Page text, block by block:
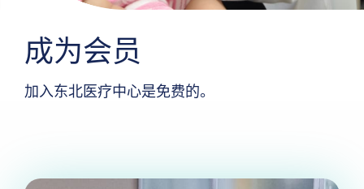
成为会员
加入东北医疗中心是免费的。